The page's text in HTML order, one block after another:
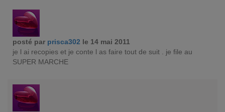
posté par prisca302 le 14 mai 2011
je l ai recopies et je conte l as faire tout de suit . je file au
SUPER MARCHE